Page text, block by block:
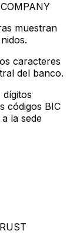
muestran
caracteres
del banco.
dígitos
códigos BIC
la sede